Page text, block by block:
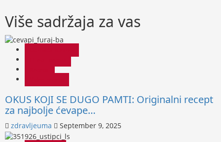
Više sadržaja za vas
OKUS KOJI SE DUGO PAMTI: Originalni recept
za najbolje ćevape…
zdravljeuma September 9, 2025